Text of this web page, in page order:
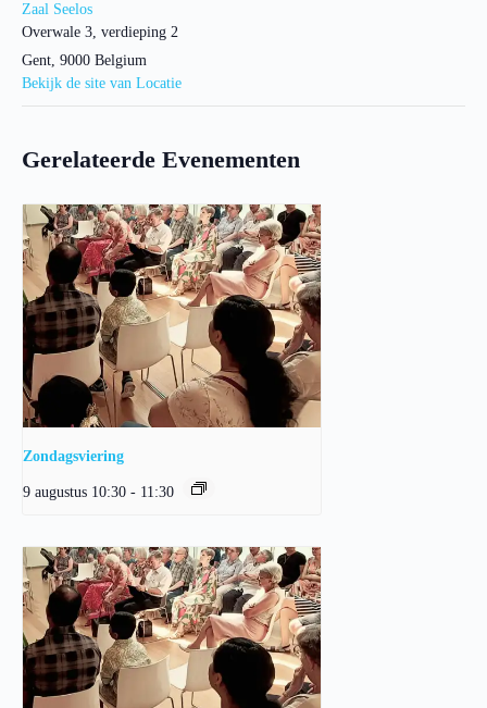
Zaal Seelos
Overwale 3, verdieping 2
Gent, 9000 Belgium
Bekijk de site van Locatie
Gerelateerde Evenementen
Zondagsviering
9 augustus 10:30 - 11:30